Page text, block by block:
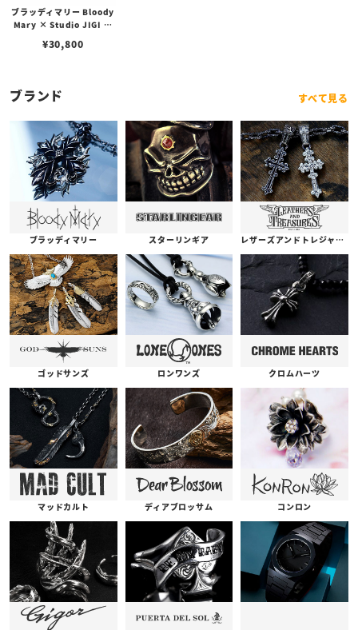
ブラッディマリー Bloody
Mary × Studio JIGI ジ
ブルー
¥30,800
ブランド すべて見る
ブラッディマリー スターリンギア レザーズアンドトレジャーズ
ゴッドサンズ ロンワンズ クロムハーツ
マッドカルト ディアブロッサム コンロン